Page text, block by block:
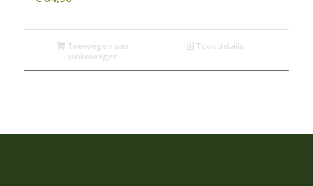
Toevoegen aan
winkelwagen
Toon details